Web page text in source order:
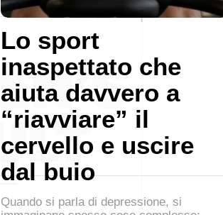
Lo sport
inaspettato che
aiuta davvero a
“riavviare” il
cervello e uscire
dal buio
Quando si parla di depressione, si